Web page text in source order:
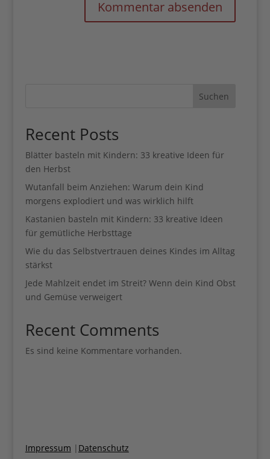
Suchen
Recent Posts
Blätter basteln mit Kindern: 33 kreative Ideen für
den Herbst
Wutanfall beim Anziehen: Warum dein Kind
morgens explodiert und was wirklich hilft
Kastanien basteln mit Kindern: 33 kreative Ideen
für gemütliche Herbsttage
Wie du das Selbstvertrauen deines Kindes im Alltag
stärkst
Jede Mahlzeit endet im Streit? Wenn dein Kind Obst
und Gemüse verweigert
Recent Comments
Es sind keine Kommentare vorhanden.
Impressum | Datenschutz